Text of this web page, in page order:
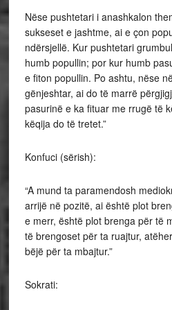
Nëse pushtetari i anashkalon
sukseset e jashtme, ai e çon
ndërsjellë. Kur pushtetari
humb popullin; por kur humb
e fiton popullin. Po ashtu, nëse
gënjeshtar, ai do të marrë
pasurinë e ka fituar me rrugë të
këqija do të tretet.”
Konfuci (sërish):
“A mund ta paramendosh
arrijë në pozitë, ai është plot
e merr, është plot brenga për të
të brengoset për ta ruajtur,
bëjë për ta mbajtur.”
Sokrati: